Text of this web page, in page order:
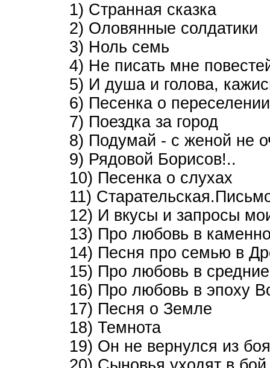
1) Странная сказка
2) Оловянные солдатики
3) Ноль семь
4) Не писать мне
5) И душа и голова,
6) Песенка о
7) Поездка за город
8) Подумай - с женой не
9) Рядовой Борисов!..
10) Песенка о слухах
11)
12) И вкусы и запросы
13) Про любовь в
14) Песня про семью в
15) Про любовь в
16) Про любовь в эпоху
17) Песня о Земле
18) Темнота
19) Он не вернулся из боя